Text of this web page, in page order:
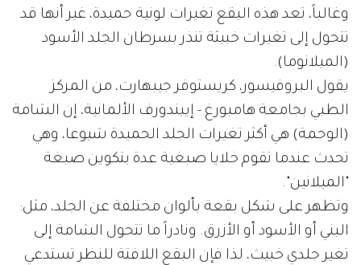
‫وغالباً، تعد هذه البقع تغيرات لونية حميدة، غير أنها قد
تتحول إلى ‫تغيرات خبيثة تنذر بسرطان الجلد الأسود
(الميلانوما).
يقول البروفيسور، كريستوفر جيبهارت، من المركز
الطبي بجامعة هامبورغ - ‫إيبندورف الألمانية، إن الشامة
(الوحمة) هي أكثر تغيرات الجلد الحميدة ‫شيوعا، وهي
تحدث عندما تقوم خلايا صبغية عدة بتكوين صبغة
"الميلانين".
‫وتظهر على شكل بقعة بألوان مختلفة عن الجلد، مثل:
البني أو الأسود ‫أو الأزرق. ونادراً ما تتحول الشامة إلى
تغير جلدي خبيث، لذا فإن البقع ‫اللافتة للنظر تستدعي